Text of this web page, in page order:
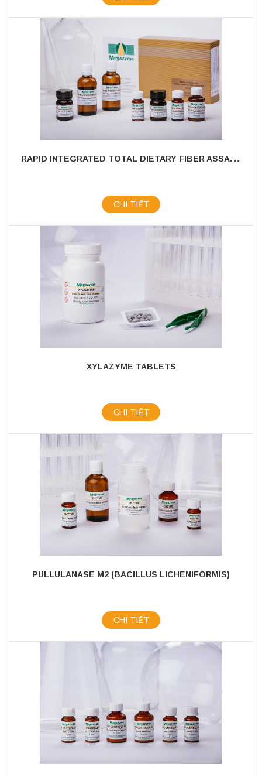
R
APID INTEGRATED TOTAL DIETARY FIBER ASSAY KIT
CHI TIẾT
XYLAZYME TABLETS
CHI TIẾT
PULLULANASE M2 (BACILLUS LICHENIFORMIS)
CHI TIẾT